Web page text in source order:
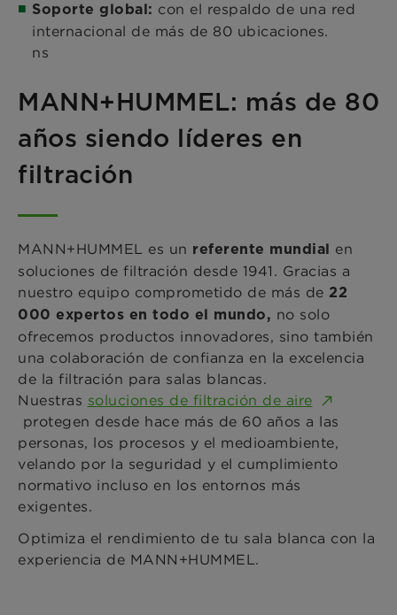
Soporte global: con el respaldo de una red
internacional de más de 80 ubicaciones.
ns
MANN+HUMMEL: más de 80
años siendo líderes en
filtración
MANN+HUMMEL es un referente mundial en
soluciones de filtración desde 1941. Gracias a
nuestro equipo comprometido de más de 22
000 expertos en todo el mundo, no solo
ofrecemos productos innovadores, sino también
una colaboración de confianza en la excelencia
de la filtración para salas blancas.
Nuestras soluciones de filtración de aire
protegen desde hace más de 60 años a las
personas, los procesos y el medioambiente,
velando por la seguridad y el cumplimiento
normativo incluso en los entornos más
exigentes.
Optimiza el rendimiento de tu sala blanca con la
experiencia de MANN+HUMMEL.